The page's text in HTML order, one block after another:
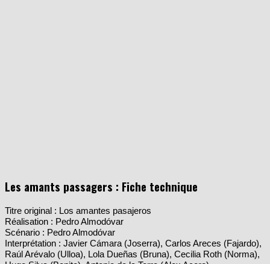
Titre original : Los amantes pasajeros
Scénario : Pedro Almodóvar
Interprétation : Javier Cámara (Joserra), Carlos Areces (Fajardo),
Raúl Arévalo (Ulloa), Lola Dueñas (Bruna), Cecilia Roth (Norma),
Hugo Silva (Benito), Antonio de la Torre (Alex Acero)…
Image : José Luis Alcaine